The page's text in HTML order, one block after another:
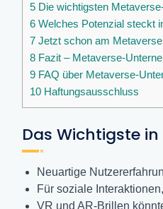
5 Die wichtigsten
6 Welches Potenzial steckt
7 Jetzt schon am
8 Fazit – Metaverse-
9 FAQ über Metaverse-
10 Haftungsausschluss
Das Wichtigste in
Neuartige
Für soziale
VR und AR-Brillen